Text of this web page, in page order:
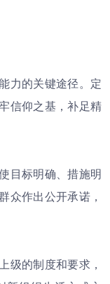
力的关键途径。定
信仰之基，补足精
目标明确、措施明
众作出公开承诺，
级的制度和要求，